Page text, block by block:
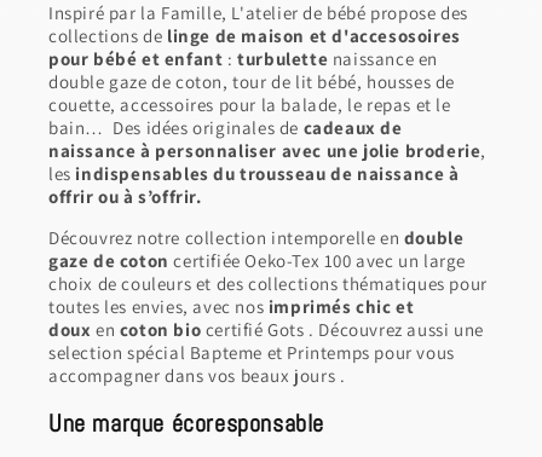
Inspiré par la Famille, L'atelier de bébé propose des
collections de linge de maison et d'accesosoires
pour bébé et enfant :turbulette naissance en
double gaze de coton, tour de lit bébé, housses de
couette, accessoires pour la balade, le repas et le
bain… Des idées originales de cadeaux de
naissance à personnaliser avec une jolie broderie,
les indispensables du trousseau de naissance à
offrir ou à s’offrir.
Découvrez notre collection intemporelle en double
gaze de coton certifiée Oeko-Tex 100 avec un large
choix de couleurs et des collections thématiques pour
toutes les envies, avec nos imprimés chic et
doux en coton bio certifié Gots . Découvrez aussi une
selection spécial Bapteme et Printemps pour vous
accompagner dans vos beaux jours .
Une marque écoresponsable